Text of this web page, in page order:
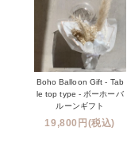
Boho Balloon Gift - Tab
le top type - ボーホーバ
ルーンギフト
19,800円(税込)